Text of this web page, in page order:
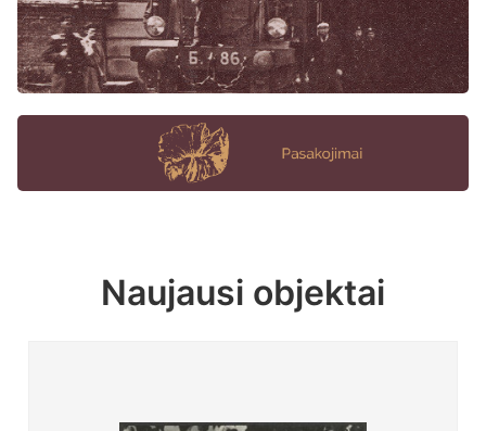
Naujausi objektai